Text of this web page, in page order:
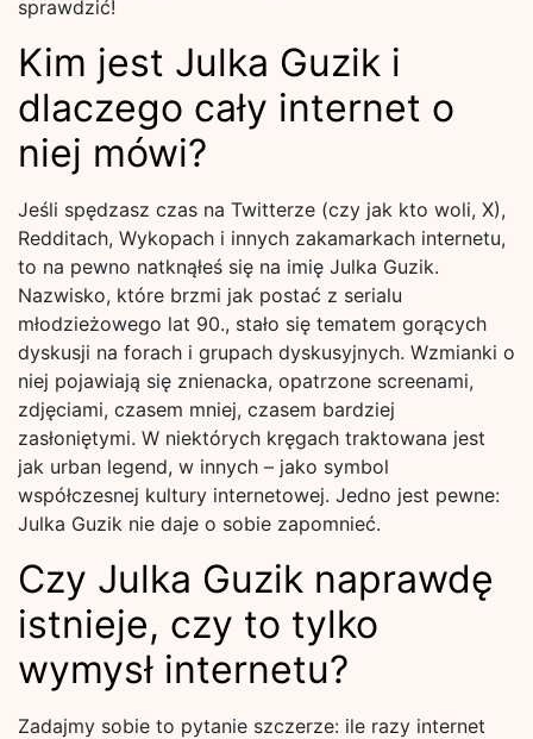
sprawdzić!
Kim jest Julka Guzik i
dlaczego cały internet o
niej mówi?
Jeśli spędzasz czas na Twitterze (czy jak kto woli, X),
Redditach, Wykopach i innych zakamarkach internetu,
to na pewno natknąłeś się na imię Julka Guzik.
Nazwisko, które brzmi jak postać z serialu
młodzieżowego lat 90., stało się tematem gorących
dyskusji na forach i grupach dyskusyjnych. Wzmianki o
niej pojawiają się znienacka, opatrzone screenami,
zdjęciami, czasem mniej, czasem bardziej
zasłoniętymi. W niektórych kręgach traktowana jest
jak urban legend, w innych – jako symbol
współczesnej kultury internetowej. Jedno jest pewne:
Julka Guzik nie daje o sobie zapomnieć.
Czy Julka Guzik naprawdę
istnieje, czy to tylko
wymysł internetu?
Zadajmy sobie to pytanie szczerze: ile razy internet